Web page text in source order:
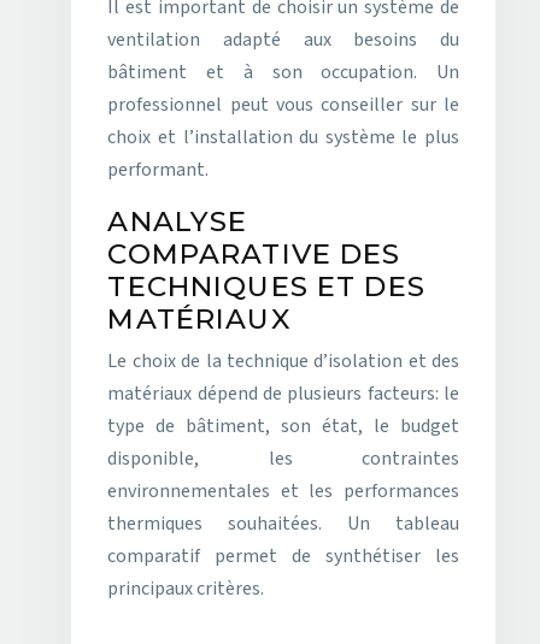
Il est important de choisir un système de
ventilation adapté aux besoins du
bâtiment et à son occupation. Un
professionnel peut vous conseiller sur le
choix et l’installation du système le plus
performant.
ANALYSE
COMPARATIVE DES
TECHNIQUES ET DES
MATÉRIAUX
Le choix de la technique d’isolation et des
matériaux dépend de plusieurs facteurs: le
type de bâtiment, son état, le budget
disponible, les contraintes
environnementales et les performances
thermiques souhaitées. Un tableau
comparatif permet de synthétiser les
principaux critères.